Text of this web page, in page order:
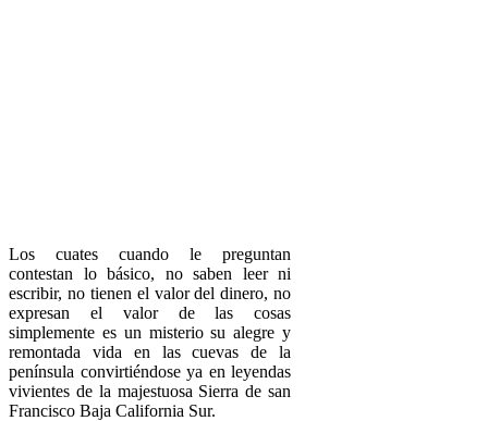
Los cuates cuando le preguntan
contestan lo básico, no saben leer ni
escribir, no tienen el valor del dinero, no
expresan el valor de las cosas
simplemente es un misterio su alegre y
remontada vida en las cuevas de la
península convirtiéndose ya en leyendas
vivientes de la majestuosa Sierra de san
Francisco Baja California Sur.